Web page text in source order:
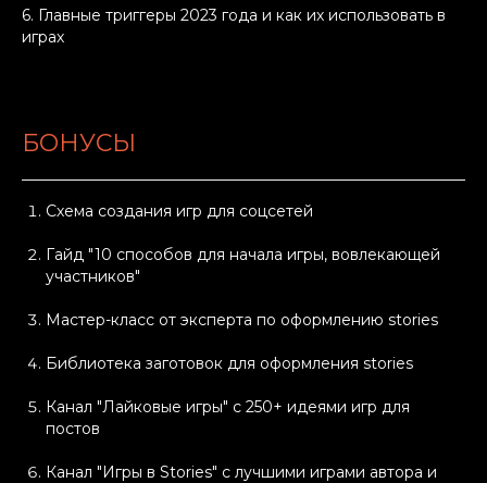
6. Главные триггеры 2023 года и как их использовать в
играх
БОНУСЫ
Схема создания игр для соцсетей
Гайд "10 способов для начала игры, вовлекающей
участников"
Мастер-класс от эксперта по оформлению stories
Библиотека заготовок для оформления stories
Канал "Лайковые игры" с 250+ идеями игр для
постов
Канал "Игры в Stories" с лучшими играми автора и